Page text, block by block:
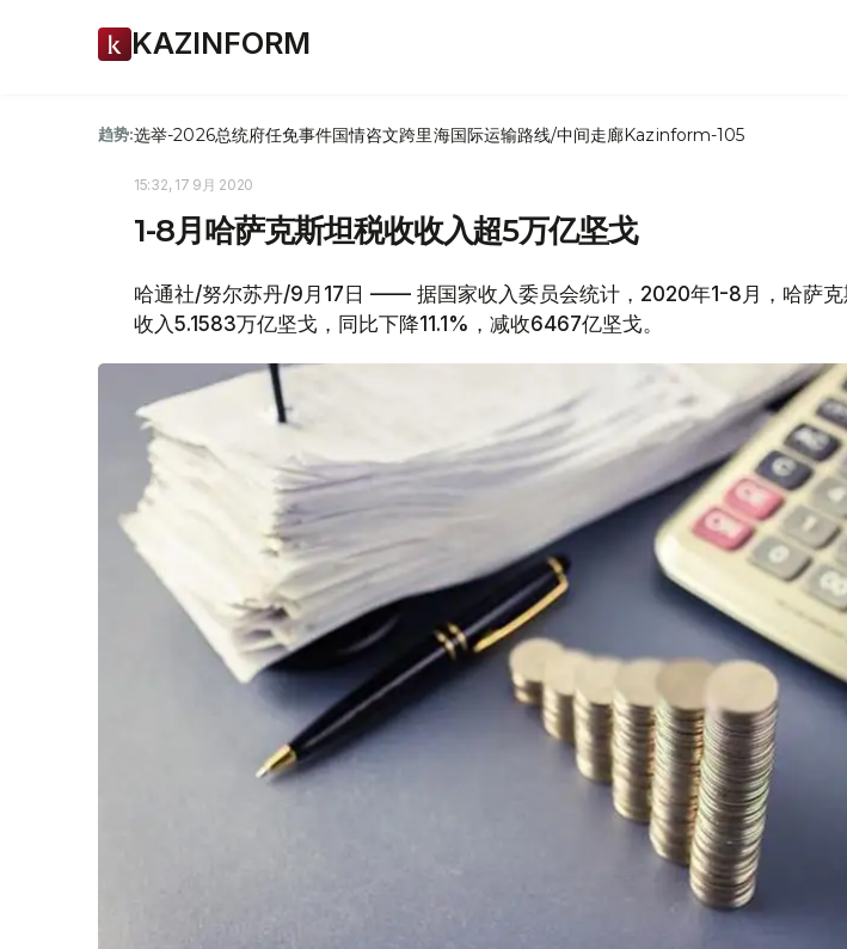
KAZINFORM
趋势:选举-2026总统府任免事件国情咨文跨里海国际运输路线/中间走廊Kazinform-105
15:32, 17 9月 2020
1-8月哈萨克斯坦税收收入超5万亿坚戈
哈通社/努尔苏丹/9月17日 —— 据国家收入委员会统计，2020年1-8月，哈萨克
收入5.1583万亿坚戈，同比下降11.1%，减收6467亿坚戈。